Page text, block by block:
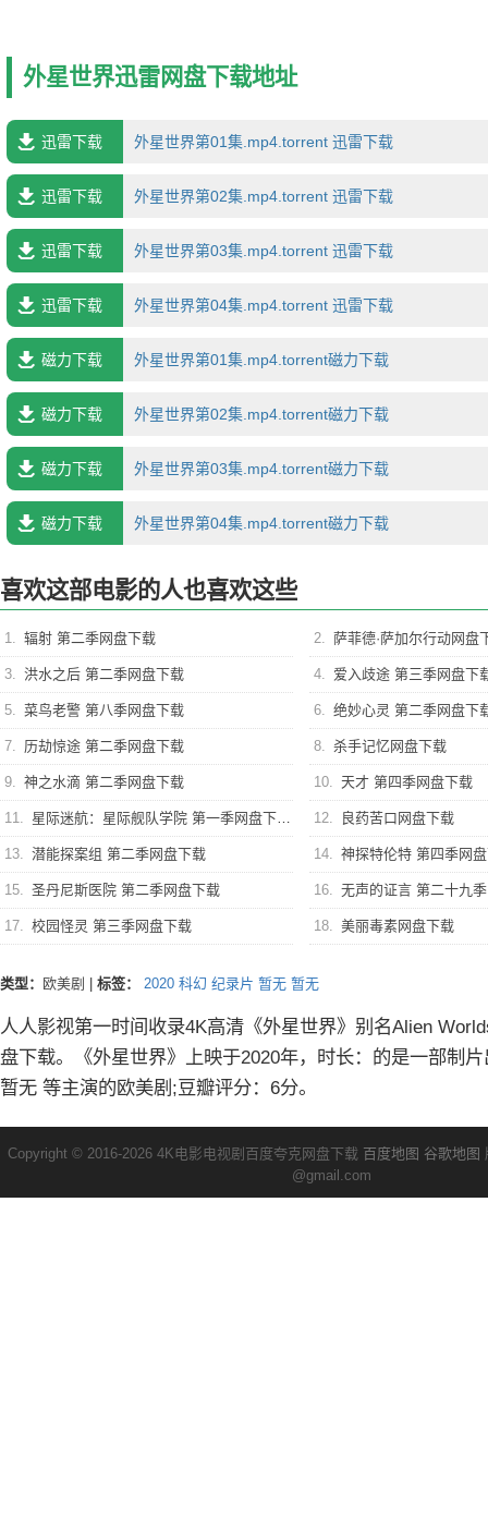
外星世界迅雷网盘下载地址
迅雷下载 外星世界第01集.mp4.torrent 迅雷下载
迅雷下载 外星世界第02集.mp4.torrent 迅雷下载
迅雷下载 外星世界第03集.mp4.torrent 迅雷下载
迅雷下载 外星世界第04集.mp4.torrent 迅雷下载
磁力下载 外星世界第01集.mp4.torrent磁力下载
磁力下载 外星世界第02集.mp4.torrent磁力下载
磁力下载 外星世界第03集.mp4.torrent磁力下载
磁力下载 外星世界第04集.mp4.torrent磁力下载
喜欢这部电影的人也喜欢这些
1. 辐射 第二季网盘下载 2. 萨菲德·萨加尔行动网盘
3. 洪水之后 第二季网盘下载 4. 爱入歧途 第三季网盘下
5. 菜鸟老警 第八季网盘下载 6. 绝妙心灵 第二季网盘下
7. 历劫惊途 第二季网盘下载 8. 杀手记忆网盘下载
9. 神之水滴 第二季网盘下载 10. 天才 第四季网盘下载
11. 星际迷航：星际舰队学院 第一季网盘下载 12. 良药苦口网盘下载
13. 潜能探案组 第二季网盘下载 14. 神探特伦特 第四季网
15. 圣丹尼斯医院 第二季网盘下载 16. 无声的证言 第二十九
17. 校园怪灵 第三季网盘下载 18. 美丽毒素网盘下载
类型： 欧美剧 标签： 2020 科幻 纪录片 暂无 暂无
人人影视第一时间收录4K高清《外星世界》别名Alien
盘下载。《外星世界》上映于2020年，时长：的是一部制
暂无 等主演的欧美剧;豆瓣评分：6分。
Copyright © 2016-2026 4K电影电视剧百度夸克网盘下载 百度地图 谷歌地图
@gmail.com